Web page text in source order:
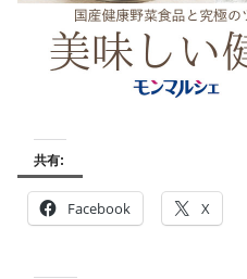
共有:
Facebook X